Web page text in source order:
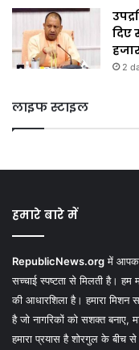
दिए
2
लाइफ स्टाइल
हमारे बारे में
RepublicNews.orgमें आपका
सच्चाई स्पष्टता से मिलती है।
की आधारशिला है। हमारा
है जो नागरिकों को सशक्त बनाए,
हमारा प्रयास है शोरगुल के बीच